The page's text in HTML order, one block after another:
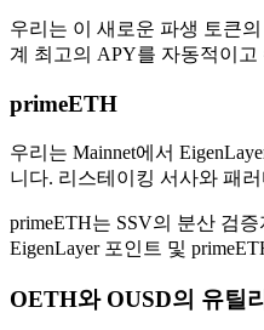
우리는 이 새로운 파생 토큰
계 최고의 APY를 자동적이
primeETH
우리는 Mainnet에서
니다. 리스테이킹 서사와 패
primeETH는 SSV의 분산 검
EigenLayer 포인트 및
OETH와 OUSD의 유틸